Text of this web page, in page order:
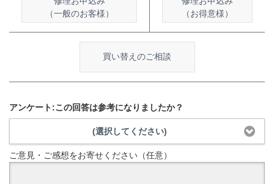
（一般のお客様）
（お得意様）
買い替えのご相談
アンケート:この回答は参考になりましたか？
(選択してください)
ご意見・ご感想をお寄せください（任意）